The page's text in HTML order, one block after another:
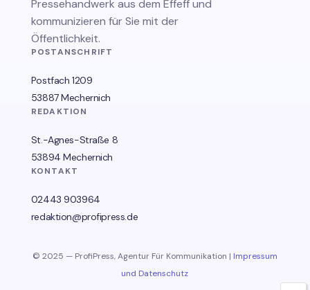
Pressehandwerk aus dem Effeff und
kommunizieren für Sie mit der
Öffentlichkeit.
POSTANSCHRIFT
Postfach 1209
53887 Mechernich
REDAKTION
St.-Agnes-Straße 8
53894 Mechernich
KONTAKT
02443 903964
redaktion@profipress.de
© 2025 — ProfiPress, Agentur Für Kommunikation | Impressum
und Datenschutz